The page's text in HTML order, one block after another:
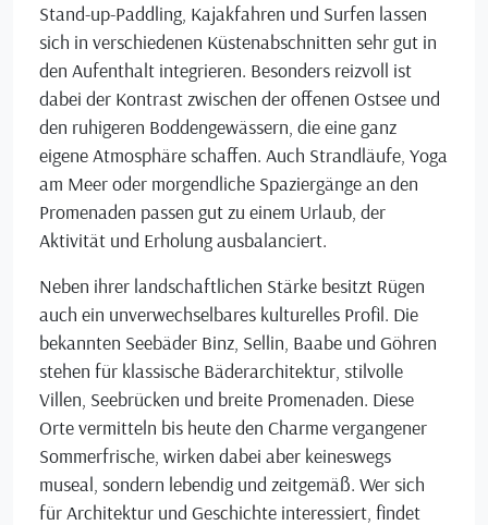
Stand-up-Paddling, Kajakfahren und Surfen lassen
sich in verschiedenen Küstenabschnitten sehr gut in
den Aufenthalt integrieren. Besonders reizvoll ist
dabei der Kontrast zwischen der offenen Ostsee und
den ruhigeren Boddengewässern, die eine ganz
eigene Atmosphäre schaffen. Auch Strandläufe, Yoga
am Meer oder morgendliche Spaziergänge an den
Promenaden passen gut zu einem Urlaub, der
Aktivität und Erholung ausbalanciert.
Neben ihrer landschaftlichen Stärke besitzt Rügen
auch ein unverwechselbares kulturelles Profil. Die
bekannten Seebäder Binz, Sellin, Baabe und Göhren
stehen für klassische Bäderarchitektur, stilvolle
Villen, Seebrücken und breite Promenaden. Diese
Orte vermitteln bis heute den Charme vergangener
Sommerfrische, wirken dabei aber keineswegs
museal, sondern lebendig und zeitgemäß. Wer sich
für Architektur und Geschichte interessiert, findet